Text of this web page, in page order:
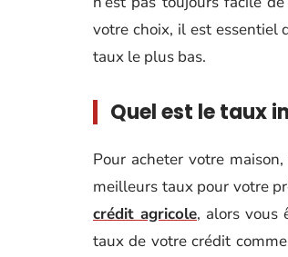
votre choix, il est essentiel
taux le plus bas.
Quel est le taux
Pour acheter votre
meilleurs taux pour votre
crédit agricole, alors vous
taux de votre crédit